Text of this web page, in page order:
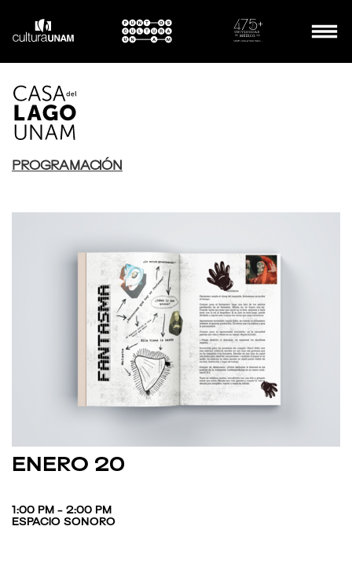
PROGRAMACIÓN
ENERO 20
1:00 PM - 2:00 PM
ESPACIO SONORO